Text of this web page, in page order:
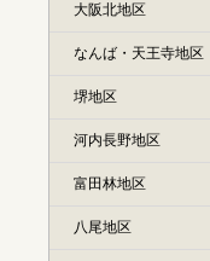
大阪北地区
なんば・天王寺地区
堺地区
河内長野地区
富田林地区
八尾地区